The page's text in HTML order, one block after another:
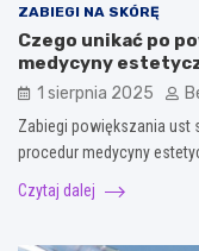
ZABIEGI NA SKÓRĘ
Czego unikać po
medycyny
1 sierpnia 2025
Zabiegi powiększania ust
procedur medycyny
Czytaj dalej